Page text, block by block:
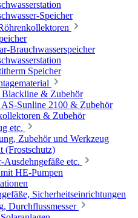
Speicher
Brauchwasserspeicher
Speicher
& Zubehör
Sunline 2100 & Zubehör
& Zubehör
etc.
Zubehör und Werkzeug
(Frostschutz)
Ausdehngefäße etc.
HE-Pumpen
Sicherheitseinrichtungen
Durchflussmesser